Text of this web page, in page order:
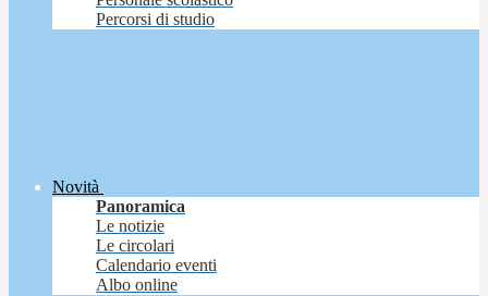
Percorsi di studio
Novità
Panoramica
Le notizie
Le circolari
Calendario eventi
Albo online